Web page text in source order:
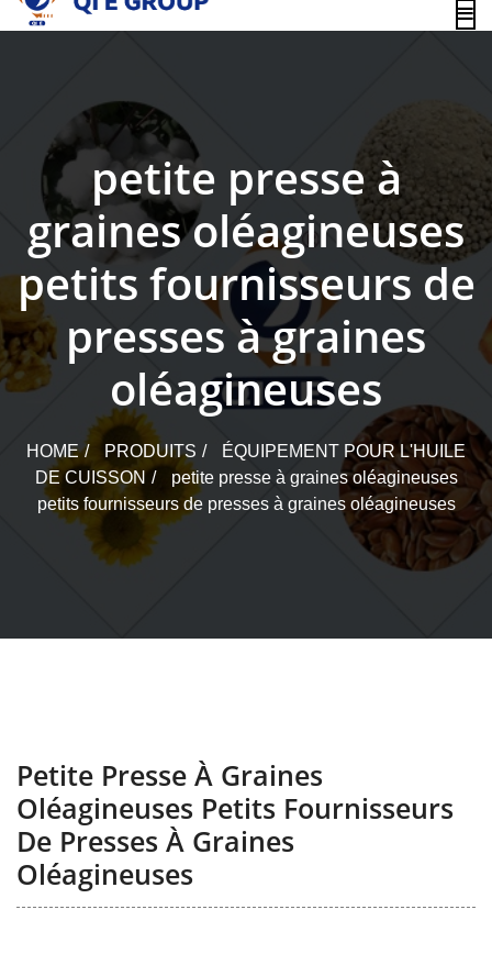
content
petite presse à
graines oléagineuses
petits fournisseurs de
presses à graines
oléagineuses
HOME PRODUITS
ÉQUIPEMENT POUR L'HUILE
DE CUISSON
petite presse à graines oléagineuses
petits fournisseurs de presses à graines oléagineuses
Petite Presse À Graines
Oléagineuses Petits Fournisseurs
De Presses À Graines
Oléagineuses